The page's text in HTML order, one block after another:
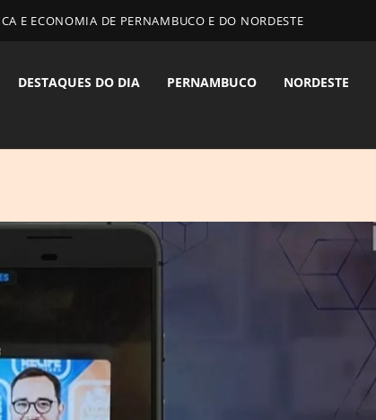
E ECONOMIA DE PERNAMBUCO E DO NORDESTE
DESTAQUES DO DIA PERNAMBUCO NORDESTE